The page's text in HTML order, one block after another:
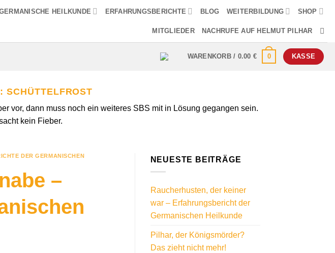
HEILKUNDE ERFAHRUNGSBERICHTE BLOG WEITERBILDUNG SHOP
MITGLIEDER NACHRUFE AUF HELMUT PILHAR
WARENKORB / 0.00 € 0 KASSE
SCHÜTTELFROST
vor, dann muss noch ein weiteres SBS mit in Lösung gegangen sein.
kein Fieber.
DER GERMANISCHEN
–
NEUESTE BEITRÄGE
Raucherhusten, der keiner
war – Erfahrungsbericht der
Germanischen Heilkunde
Pilhar, der Königsmörder?
Das zieht nicht mehr!